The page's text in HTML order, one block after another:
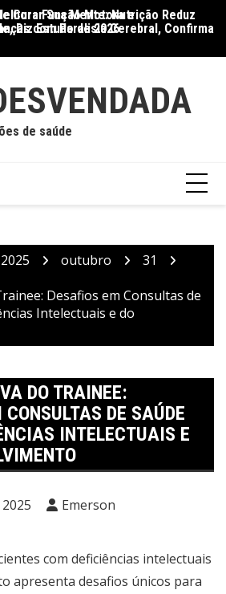
Curar Sua Mente: Nutrição Reduz
Diz Estudo de 2026
Função Motora e
com Paralisia Cerebral, Confirma
de saúde
2025 outubro
31
Desafios em Consultas de
Intelectuais e do
DO TRAINEE:
DE SAÚDE
INTELECTUAIS E
Emerson
com deficiências intelectuais
apresenta desafios únicos para